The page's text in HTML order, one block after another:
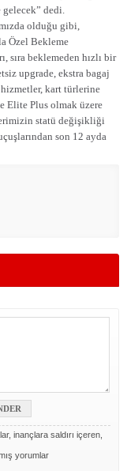
dedi.
olduğu gibi,
Özel Bekleme
sıra beklemeden hızlı bir
upgrade, ekstra bagaj
kart türlerine
Elite Plus olmak üzere
statü değişikliği
son 12 ayda
inançlara saldırı içeren,
yorumlar